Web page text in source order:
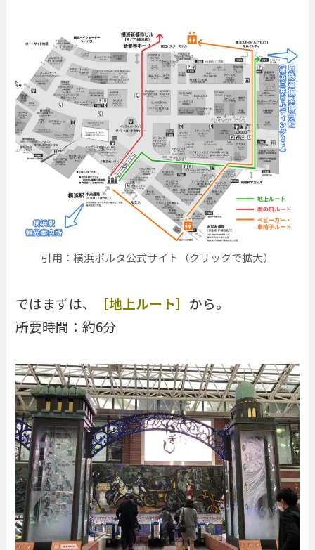
引用：横浜ポルタ公式サイト（クリックで拡大）
ではまずは、 ［地上ルート］ から。
所要時間：約6分